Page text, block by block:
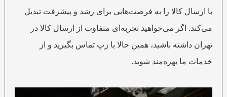
با ارسال کالا را به فرصت‌هایی برای رشد و پیشرفت تبدیل
می‌کند. اگر می‌خواهید تجربه‌ای متفاوت از ارسال کالا در
تهران داشته باشید، همین حالا با زپ تماس بگیرید و از
خدمات ما بهره‌مند شوید.